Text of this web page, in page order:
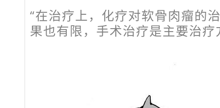
“在治疗上，化疗对软骨肉瘤的
果也有限，手术治疗是主要治疗